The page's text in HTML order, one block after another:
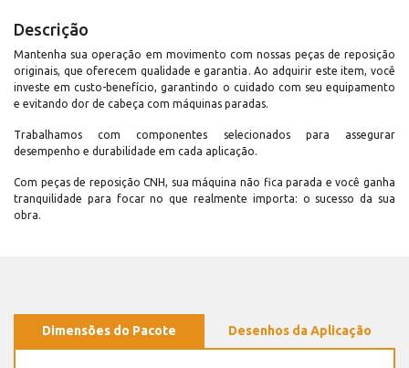
Descrição
Mantenha sua operação em movimento com nossas peças de reposição
originais, que oferecem qualidade e garantia. Ao adquirir este item, você
investe em custo-benefício, garantindo o cuidado com seu equipamento
e evitando dor de cabeça com máquinas paradas.
Trabalhamos com componentes selecionados para assegurar
desempenho e durabilidade em cada aplicação.
Com peças de reposição CNH, sua máquina não fica parada e você ganha
tranquilidade para focar no que realmente importa: o sucesso da sua
obra.
Dimensões do Pacote Desenhos da Aplicação